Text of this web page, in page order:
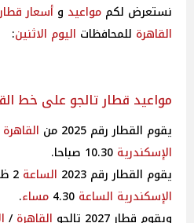
نستعرض لكم مواعيد و أسعار
القاهرة للمحافظات اليوم الاثنين:
مواعيد قطار تالجو على خط
يقوم القطار رقم 2025 من القاهرة
الإسكندرية
يقوم القطار رقم 2023
الساعة
الإسكندرية الساعة مساء.
ويقوم قطار 2027 تالجو
القاهرة/